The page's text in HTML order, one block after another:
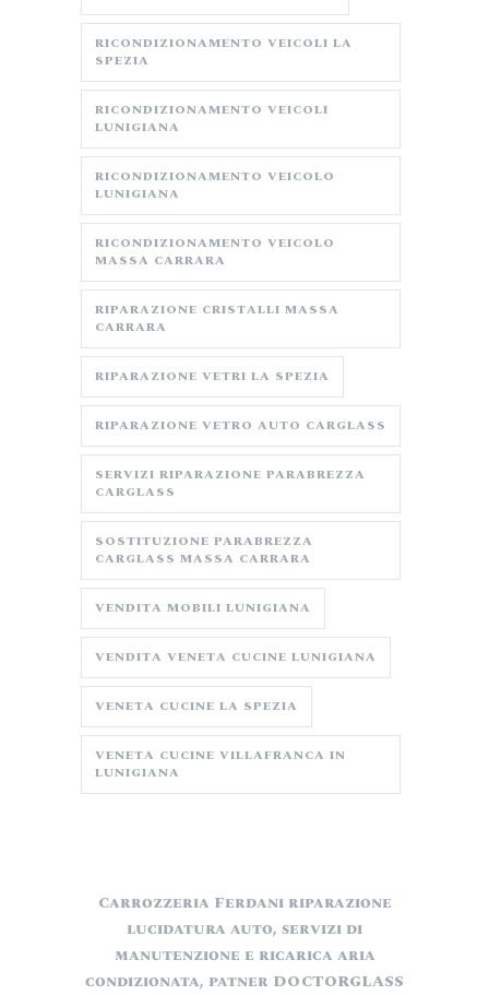
RICONDIZIONAMENTO VEICOLI LA
SPEZIA
RICONDIZIONAMENTO VEICOLI
LUNIGIANA
RICONDIZIONAMENTO VEICOLO
LUNIGIANA
RICONDIZIONAMENTO VEICOLO
MASSA CARRARA
RIPARAZIONE CRISTALLI MASSA
CARRARA
RIPARAZIONE VETRI LA SPEZIA
RIPARAZIONE VETRO AUTO CARGLASS
SERVIZI RIPARAZIONE PARABREZZA
CARGLASS
SOSTITUZIONE PARABREZZA
CARGLASS MASSA CARRARA
VENDITA MOBILI LUNIGIANA
VENDITA VENETA CUCINE LUNIGIANA
VENETA CUCINE LA SPEZIA
VENETA CUCINE VILLAFRANCA IN
LUNIGIANA
Carrozzeria Ferdani riparazione
lucidatura auto, servizi di
manutenzione e ricarica aria
condizionata, patner DOCTORGLASS